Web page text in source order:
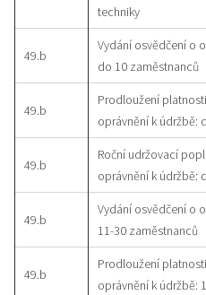
techniky
49.b
Vydání osvědčení o
do 10 zaměstnanců
49.b
Prodloužení
oprávnění k údržbě:
49.b
Roční udržovací
oprávnění k údržbě:
49.b
Vydání osvědčení o
11-30 zaměstnanců
49.b
Prodloužení
oprávnění k údržbě: